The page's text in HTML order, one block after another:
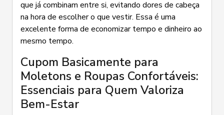
que já combinam entre si, evitando dores de cabeça
na hora de escolher o que vestir. Essa é uma
excelente forma de economizar tempo e dinheiro ao
mesmo tempo.
Cupom Basicamente para
Moletons e Roupas Confortáveis:
Essenciais para Quem Valoriza
Bem-Estar